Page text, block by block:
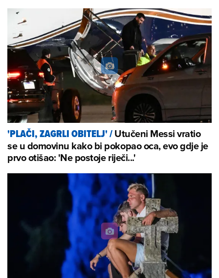
'PLAČI, ZAGRLI OBITELJ'/Utučeni Messi vratio
se u domovinu kako bi pokopao oca, evo gdje je
prvo otišao: 'Ne postoje riječi...'